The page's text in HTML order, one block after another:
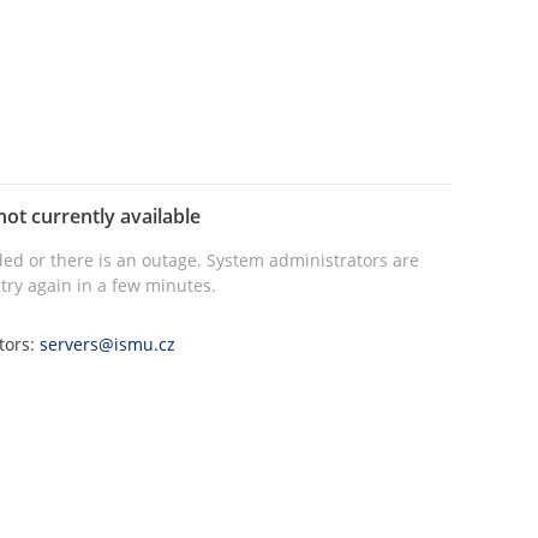
currently available
or there is an outage. System administrators are
again in a few minutes.
servers@ismu.cz